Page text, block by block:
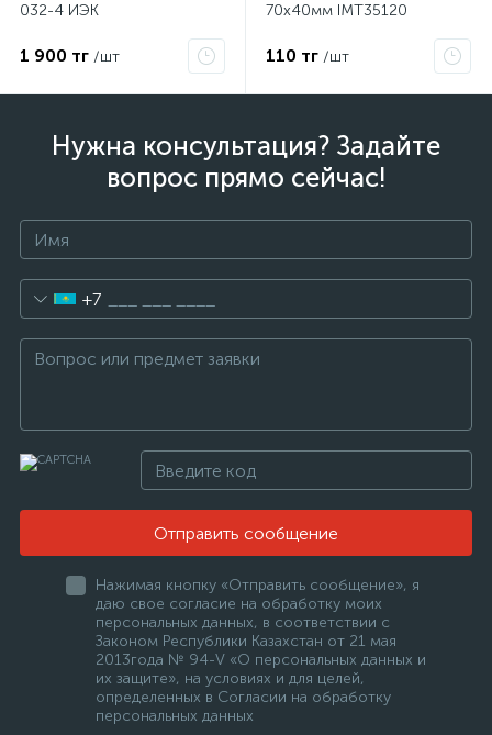
032-4 ИЭК
1 900 тг /шт
70х40мм IMT35120
110 тг /шт
Нужна консультация? Задайте
вопрос прямо сейчас!
+7
Отправить сообщение
Нажимая кнопку «Отправить сообщение», я
даю свое согласие на обработку моих
персональных данных, в соответствии с
Законом Республики Казахстан от 21 мая
2013года № 94-V «О персональных данных и
их защите», на условиях и для целей,
определенных в Согласии на обработку
персональных данных